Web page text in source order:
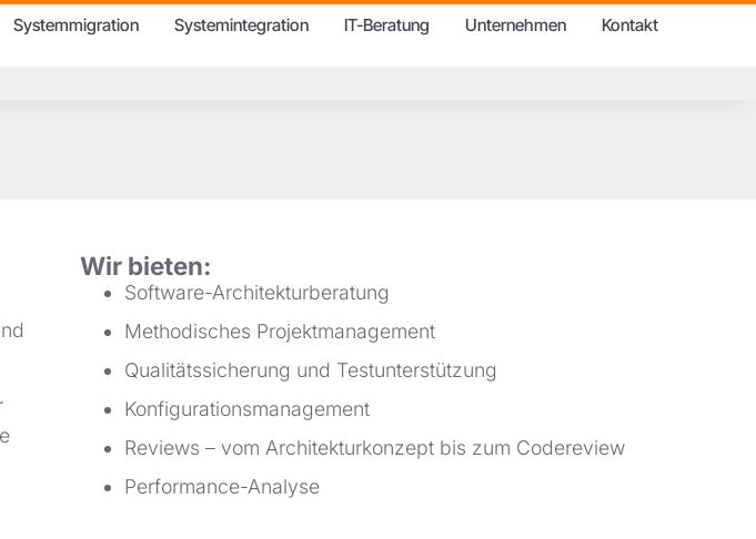
Systemmigration Systemintegration IT-Beratung Unternehmen Kontakt
Wir bieten:
Software-Architekturberatung
Methodisches Projektmanagement
Qualitätssicherung und Testunterstützung
Konfigurationsmanagement
Reviews – vom Architekturkonzept bis zum Codereview
Performance-Analyse